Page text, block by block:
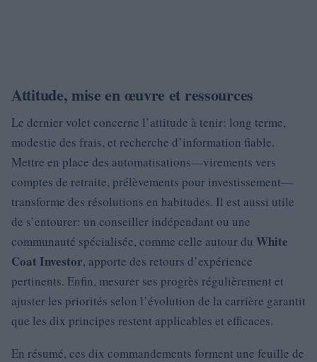
Attitude, mise en œuvre et ressources
Le dernier volet concerne l’attitude à tenir: long terme,
modestie des frais, et recherche d’information fiable.
Mettre en place des automatisations—virements vers
comptes de retraite, prélèvements pour investissement—
transforme des résolutions en habitudes. Il est aussi utile
de s’entourer: un conseiller indépendant ou une
communauté spécialisée, comme celle autour du White
Coat Investor, apporte des retours d’expérience
pertinents. Enfin, mesurer ses progrès régulièrement et
ajuster les priorités selon l’évolution de la carrière garantit
que les dix principes restent applicables et efficaces.
En résumé, ces dix commandements forment une feuille de